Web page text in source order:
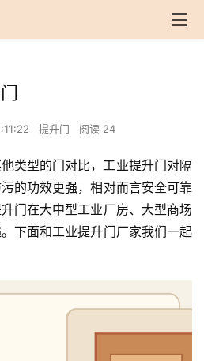
提升门 阅读 24
型的门对比，工业提升门对隔
的功效更强，相对而言安全可靠
门在大中型工业厂房、大型商场
下面和工业提升门厂家我们一起